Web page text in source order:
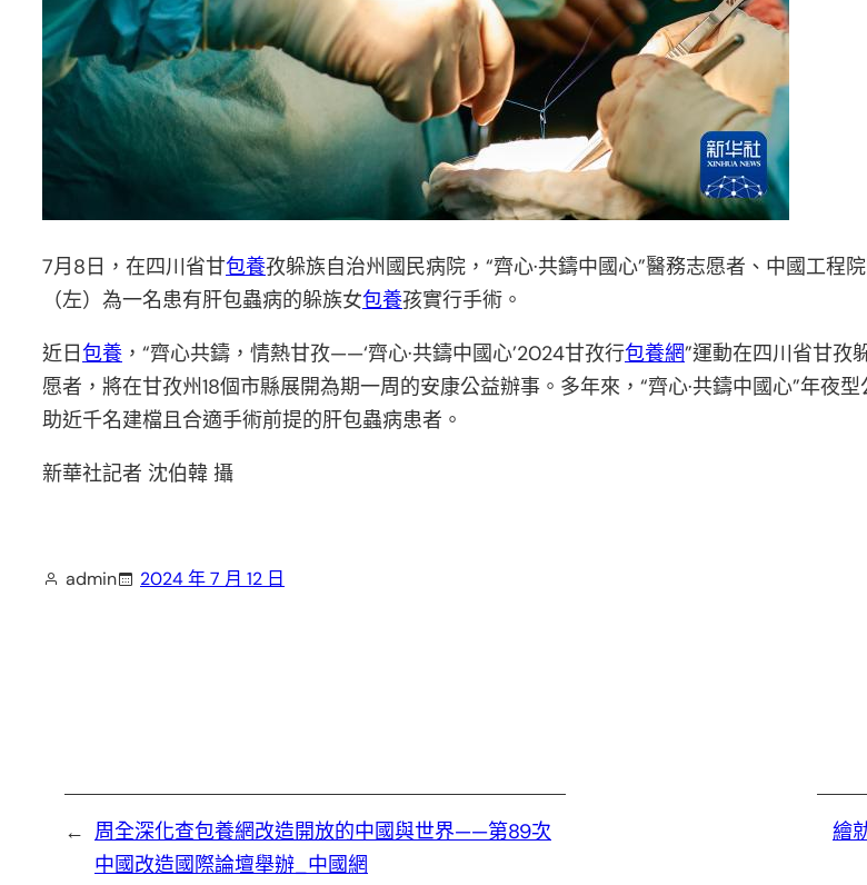
7月8日，在四川省甘包養孜躲族自治州國民病院，“齊心·共鑄中國心”醫務志愿者、中國工程
（左）為一名患有肝包蟲病的躲族女包養孩實行手術。
近日包養 ，“齊心共鑄，情熱甘孜——‘齊心·共鑄中國心’2024甘孜行包養網”運動在四川省甘孜
愿者，將在甘孜州18個市縣展開為期一周的安康公益辦事。多年來，“齊心·共鑄中國心”年
助近千名建檔且合適手術前提的肝包蟲病患者。
新華社記者 沈伯韓 攝
admin 2024 年 7 月 12 日
← 周全深化查包養網改造開放的中國與世界——第89次
中國改造國際論壇舉辦_中國網
繪